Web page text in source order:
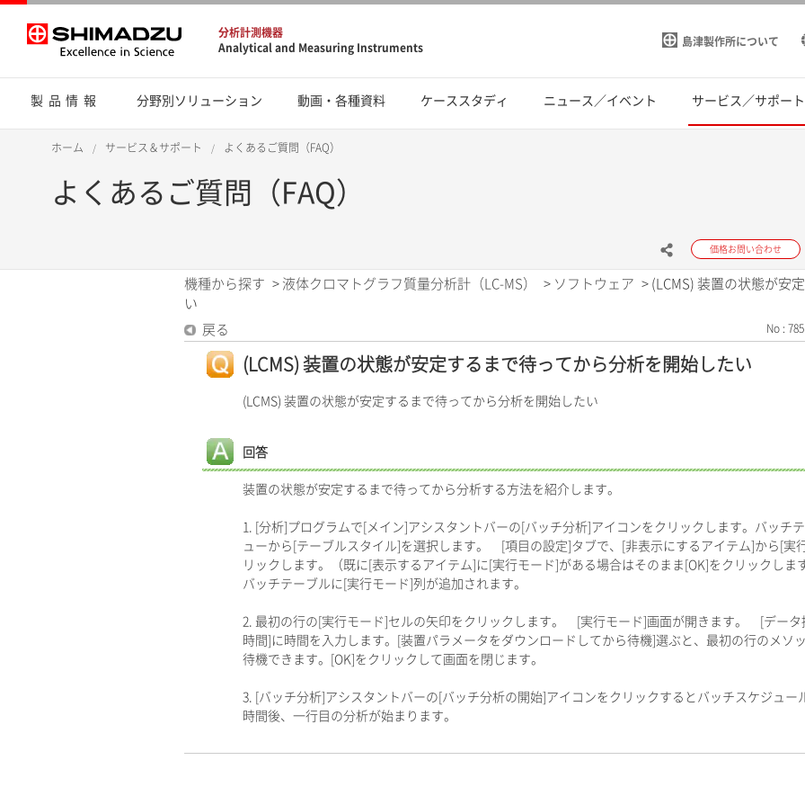
分析計測機器
Analytical and Measuring Instruments
島津製作所について
製品情報 分野別ソリューション 動画・各種資料 ケーススタディ ニュース／イベント サービス／サポート
ホーム サービス＆サポート よくあるご質問（FAQ）
よくあるご質問（FAQ）
価格お問い合わせ
機種から探す > 液体クロマトグラフ質量分析計（LC-MS） > ソフトウェア > (LCMS) 装置の状態が安
い
戻る
No :
(LCMS) 装置の状態が安定するまで待ってから分析を開始したい
(LCMS) 装置の状態が安定するまで待ってから分析を開始したい
回答
装置の状態が安定するまで待ってから分析する方法を紹介します。
1. [分析]プログラムで[メイン]アシスタントバーの[バッチ分析]アイコンをクリックします。バッチ
ューから[テーブルスタイル]を選択します。 [項目の設定]タブで、[非表示にするアイテム]から[実
リックします。（既に[表示するアイテム]に[実行モード]がある場合はそのまま[OK]をクリックします
バッチテーブルに[実行モード]列が追加されます。
2. 最初の行の[実行モード]セルの矢印をクリックします。 [実行モード]画面が開きます。 [データ
時間]に時間を入力します。[装置パラメータをダウンロードしてから待機]選ぶと、最初の行のメソ
待機できます。[OK]をクリックして画面を閉じます。
3. [バッチ分析]アシスタントバーの[バッチ分析の開始]アイコンをクリックするとバッチスケジュー
時間後、一行目の分析が始まります。